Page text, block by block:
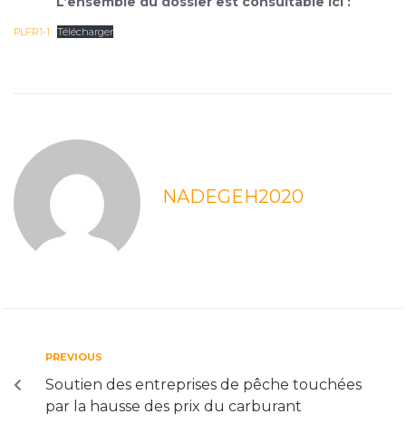
PLFR1-1 Télécharger
NADEGEH2020
PREVIOUS
Soutien des entreprises de pêche touchées
par la hausse des prix du carburant